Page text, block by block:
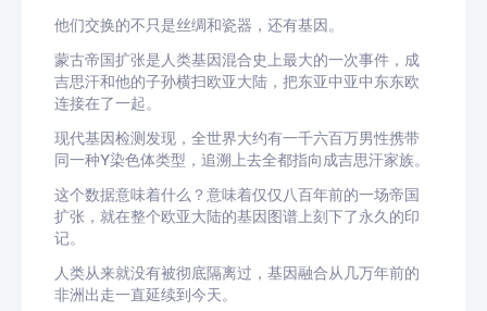
他们交换的不只是丝绸和瓷器，还有基因。
蒙古帝国扩张是人类基因混合史上最大的一次事件，成
吉思汗和他的子孙横扫欧亚大陆，把东亚中亚中东东欧
连接在了一起。
现代基因检测发现，全世界大约有一千六百万男性携带
同一种Y染色体类型，追溯上去全都指向成吉思汗家族。
这个数据意味着什么？意味着仅仅八百年前的一场帝国
扩张，就在整个欧亚大陆的基因图谱上刻下了永久的印
记。
人类从来就没有被彻底隔离过，基因融合从几万年前的
非洲出走一直延续到今天。